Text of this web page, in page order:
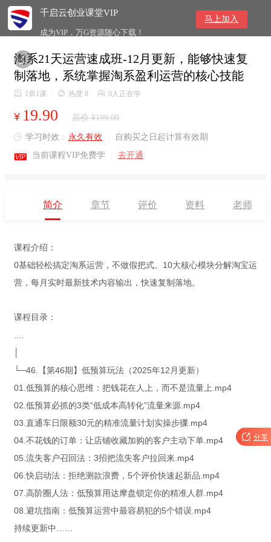
千启云创业课堂VIP
成为VIP，万G资源随心下载！
马上加入

淘系21天运营速成班-12月更新，能够快速复
制落地，系统掌握淘系盈利运营的核心技能
 1章1课  热度 8  0人正在学
¥ 19.90 原价 ¥199.00
 学习时效 : 永久有效 自购买之日起计算有效期
 当前课程VIP免费学 去开通
简介 章节 评价 资料 老师
课程介绍：
0基础轻松搞定淘系运营，不做假把式。10大核心模块分解淘宝运
营，每月实时最新技术内容输出，快速复制落地。
课程目录：
└─46.【第46期】低预算玩法（2025年12月更新）
01.低预算的核心思维：把钱花在人上，而不是流量上.mp4
02.低预算必抓的3类“低成本高转化”流量来源.mp4
03.直通车日限额30元的精准流量计划实操步骤.mp4
04.不花钱的订单：让店铺收藏加购的客户主动下单.mp4
05.流失客户召回法：3招把流失客户拉回来.mp4
06.快启动法：拒绝测款浪费，5个评价快速起新品.mp4
07.高阶圈人法：低预算用达摩盘锁定你的精准人群.mp4
08.避坑指南：低预算运营中最容易犯的5个错误.mp4
持续更新中……
 分享